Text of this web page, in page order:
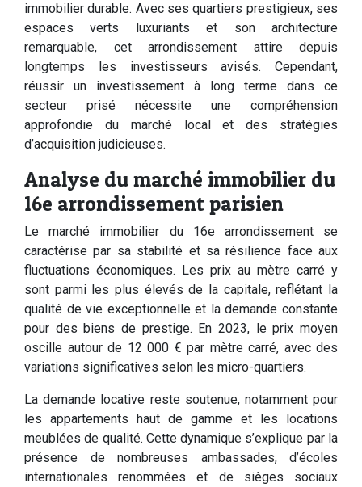
immobilier durable. Avec ses quartiers prestigieux, ses
espaces verts luxuriants et son architecture
remarquable, cet arrondissement attire depuis
longtemps les investisseurs avisés. Cependant,
réussir un investissement à long terme dans ce
secteur prisé nécessite une compréhension
approfondie du marché local et des stratégies
d’acquisition judicieuses.
Analyse du marché immobilier du
16e arrondissement parisien
Le marché immobilier du 16e arrondissement se
caractérise par sa stabilité et sa résilience face aux
fluctuations économiques. Les prix au mètre carré y
sont parmi les plus élevés de la capitale, reflétant la
qualité de vie exceptionnelle et la demande constante
pour des biens de prestige. En 2023, le prix moyen
oscille autour de 12 000 € par mètre carré, avec des
variations significatives selon les micro-quartiers.
La demande locative reste soutenue, notamment pour
les appartements haut de gamme et les locations
meublées de qualité. Cette dynamique s’explique par la
présence de nombreuses ambassades, d’écoles
internationales renommées et de sièges sociaux